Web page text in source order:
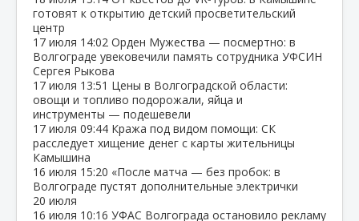
готовят к открытию детский просветительский
центр
17 июля 14:02 Орден Мужества — посмертно: в
Волгограде увековечили память сотрудника УФСИН
Сергея Рыкова
17 июля 13:51 Цены в Волгоградской области:
овощи и топливо подорожали, яйца и
инструменты — подешевели
17 июля 09:44 Кража под видом помощи: СК
расследует хищение денег с карты жительницы
Камышина
16 июля 15:20 «После матча — без пробок: в
Волгограде пустят дополнительные электрички
20 июля
16 июля 10:16 УФАС Волгограда остановило рекламу